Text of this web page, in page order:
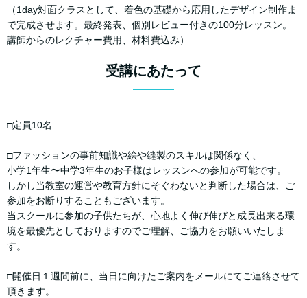
（1day対面クラスとして、着色の基礎から応用したデザイン制作ま
で完成させます。最終発表、個別レビュー付きの100分レッスン。
講師からのレクチャー費用、材料費込み）
受講にあたって
□定員10名
□ファッションの事前知識や絵や縫製のスキルは関係なく、
小学1年生〜中学3年生のお子様はレッスンへの参加が可能です。
しかし当教室の運営や教育方針にそぐわないと判断した場合は、ご
参加をお断りすることもございます。
当スクールに参加の子供たちが、心地よく伸び伸びと成長出来る環
境を最優先としておりますのでご理解、ご協力をお願いいたしま
す。
□開催日１週間前に、当日に向けたご案内をメールにてご連絡させて
頂きます。